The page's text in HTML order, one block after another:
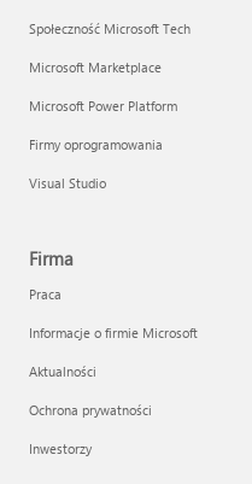
Społeczność Microsoft Tech
Microsoft Marketplace
Microsoft Power Platform
Firmy oprogramowania
Visual Studio
Firma
Praca
Informacje o firmie Microsoft
Aktualności
Ochrona prywatności
Inwestorzy